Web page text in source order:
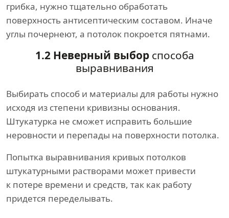
грибка, нужно тщательно обработать
поверхность антисептическим составом. Иначе
углы почернеют, а потолок покроется пятнами.
1.2 Неверный выборспособа
выравнивания
Выбирать способ и материалы для работы нужно
исходя из степени кривизны основания.
Штукатурка не сможет исправить большие
неровности и перепады на поверхности потолка.
Попытка выравнивания кривых потолков
штукатурными растворами может привести
к потере времени и средств, так как работу
придется переделывать.